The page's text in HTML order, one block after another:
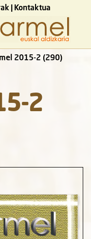
Kontaktua
2015-2 (290)
2